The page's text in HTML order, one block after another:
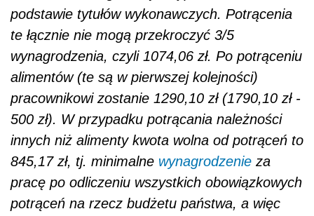
podstawie tytułów wykonawczych. Potrącenia
te łącznie nie mogą przekroczyć 3/5
wynagrodzenia, czyli 1074,06 zł. Po potrąceniu
alimentów (te są w pierwszej kolejności)
pracownikowi zostanie 1290,10 zł (1790,10 zł -
500 zł). W przypadku potrącania należności
innych niż alimenty kwota wolna od potrąceń to
845,17 zł, tj. minimalne wynagrodzenie za
pracę po odliczeniu wszystkich obowiązkowych
potrąceń na rzecz budżetu państwa, a więc